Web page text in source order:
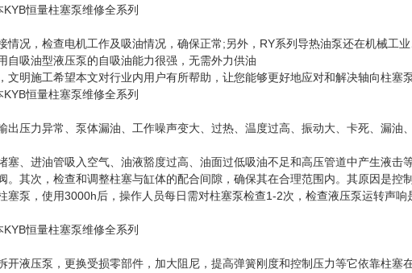
况，检查电机工作及吸油情况，确保正常;另外，RY系列导热油泵还在机械工
吸油型液压泵的自吸油能力很强，无需外力供油
明施工希望本文对行业内用户有所帮助，让您能够更好地应对和解决轴向柱塞
压力异常、泵体漏油、工作噪声变大、过热、温度过高、振动大、卡死、漏油
、进油管吸入空气、油液豁度过高、油面过低吸油不足和高压管道中产生液击
其次，检查和调整柱塞与缸体的配合间隙，确保其在合理范围内。其原因是控
泵，使用3000h后，操作人员每日需对柱塞泵检查1-2次，检查液压泵运转声响
液压泵，更换受损零部件，加大阻尼，提高弹簧刚度和控制压力等它依靠柱塞